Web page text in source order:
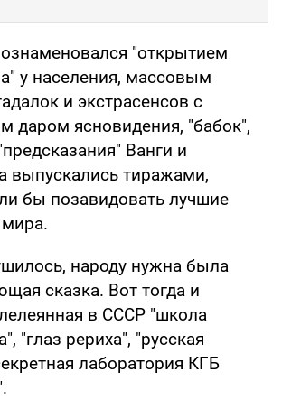
"открытием
у населения, массовым
и экстрасенсов с
даром ясновидения, "бабок",
Ванги и
выпускались тиражами,
бы позавидовать лучшие
народу нужна была
сказка. Вот тогда и
в СССР "школа
"глаз рериха", "русская
лаборатория КГБ